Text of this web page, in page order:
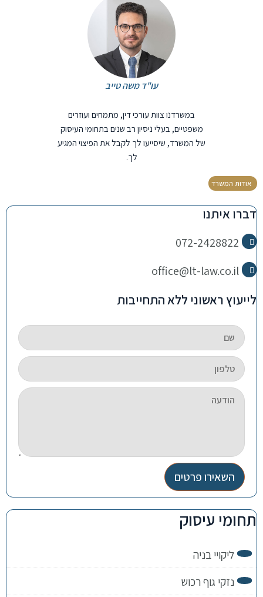
עו"ד משה טייב
במשרדנו צוות עורכי דין, מתמחים ועוזרים
משפטיים, בעלי ניסיון רב שנים בתחומי העיסוק
של המשרד, שיסייעו לך לקבל את הפיצוי המגיע
לך.
אודות המשרד
דברו איתנו
072-2428822
office@lt-law.co.il
לייעוץ ראשוני ללא התחייבות
השאירו פרטים
תחומי עיסוק
ליקויי בניה
נזקי גוף רכוש